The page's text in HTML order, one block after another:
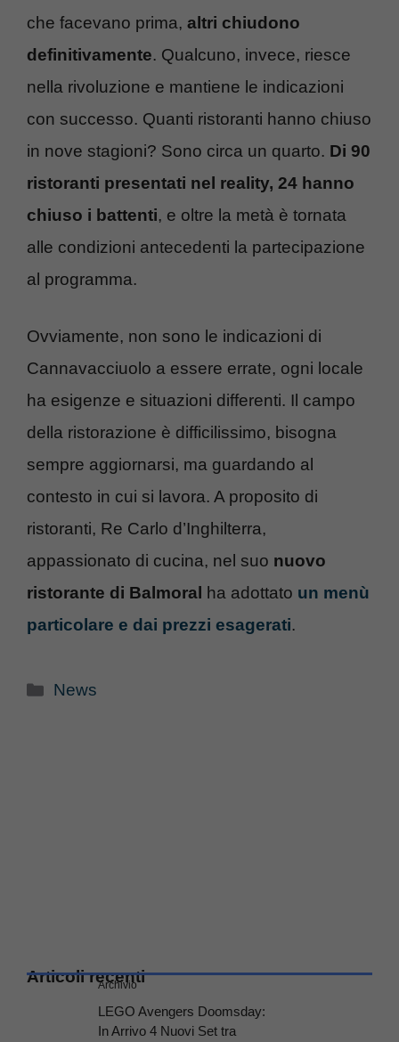
che facevano prima, altri chiudono
definitivamente. Qualcuno, invece, riesce
nella rivoluzione e mantiene le indicazioni
con successo. Quanti ristoranti hanno chiuso
in nove stagioni? Sono circa un quarto. Di 90
ristoranti presentati nel reality, 24 hanno
chiuso i battenti, e oltre la metà è tornata
alle condizioni antecedenti la partecipazione
al programma.
Ovviamente, non sono le indicazioni di
Cannavacciuolo a essere errate, ogni locale
ha esigenze e situazioni differenti. Il campo
della ristorazione è difficilissimo, bisogna
sempre aggiornarsi, ma guardando al
contesto in cui si lavora. A proposito di
ristoranti, Re Carlo d’Inghilterra,
appassionato di cucina, nel suo nuovo
ristorante di Balmoral
ha adottato un menù
particolare e dai prezzi esagerati.
Categorie
News
Articoli recenti
Archivio
LEGO Avengers Doomsday:
In Arrivo 4 Nuovi Set tra